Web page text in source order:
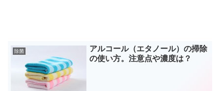
除菌
アルコール（エタノール）の掃除
の使い方。注意点や濃度は？